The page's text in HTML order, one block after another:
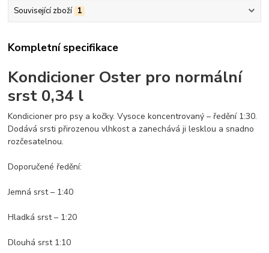
Související zboží 1
Kompletní specifikace
Kondicioner Oster pro normální
srst 0,34 l
Kondicioner pro psy a kočky. Vysoce koncentrovaný – ředění 1:30.
Dodává srsti přirozenou vlhkost a zanechává ji lesklou a snadno
rozčesatelnou.
Doporučené ředění:
Jemná srst – 1:40
Hladká srst – 1:20
Dlouhá srst 1:10